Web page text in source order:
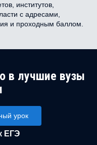
институтов,
с адресами,
и проходным баллом.
в лучшие вузы
урок
ЕГЭ